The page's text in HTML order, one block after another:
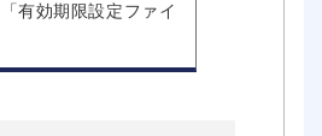
有効期限設定ファイ